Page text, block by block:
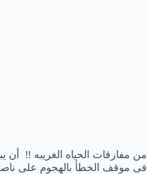
من مفارقات الحياه الغريبه !! أن
فى موقف الخطأ بالهجوم على